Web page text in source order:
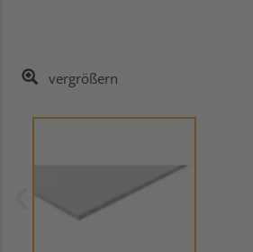
vergrößern